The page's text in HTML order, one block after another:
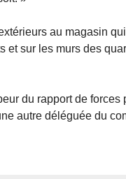
au magasin
et sur les murs des
du rapport de
autre déléguée du